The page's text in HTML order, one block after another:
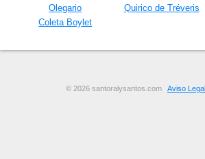
Olegario
Quirico de Tréveris
Coleta Boylet
© 2026 santoralysantos.com Aviso Legal